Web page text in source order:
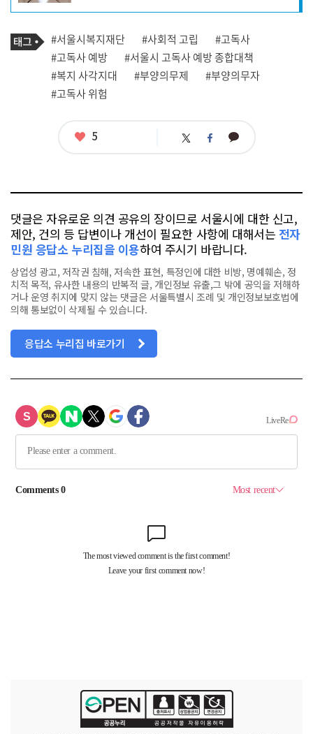
프
필 기
사
관
련
태
그
태
그
#서울시복지재단 #사회적 고립
#고독사
#고독사 예방
#서울시 고독사 예방 종합대책
#복지 사각지대
#부양의무제
#부양의무자
#고독사 위험
좋
5 트 페 카
댓글은 자유로운 의견 공유의 장이므로 서울시에 대한 신고,
제안, 건의 등 답변이나 개선이 필요한 사항에 대해서는 전자
민원 응답소 누리집을 이용하여 주시기 바랍니다.
상업성 광고, 저작권 침해, 저속한 표현, 특정인에 대한 비방, 명예훼손, 정
치적 목적, 유사한 내용의 반복적 글, 개인정보 유출,그 밖에 공익을 저해하
거나 운영 취지에 맞지 않는 댓글은 서울특별시 조례 및 개인정보보호법에
의해 통보없이 삭제될 수 있습니다.
응답소 누리집 바로가기